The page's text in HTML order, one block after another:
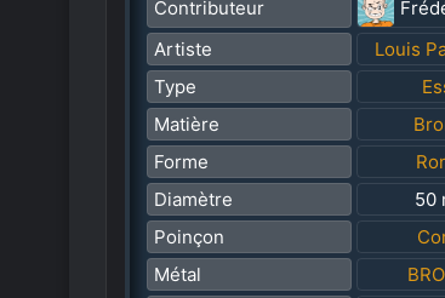
Contributeur
Artiste
Louis
Type
Matière
Forme
Diamètre
50
Poinçon
Métal